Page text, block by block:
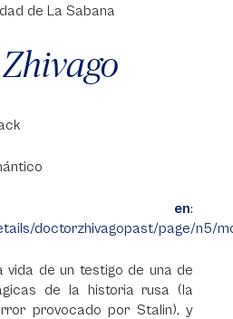
de La Sabana
en:
doctorzhivagopast/page/n5/
vida de un testigo de una de
de la historia rusa (la
provocado por Stalin), y